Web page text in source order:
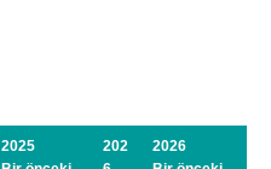
2025
202
2026